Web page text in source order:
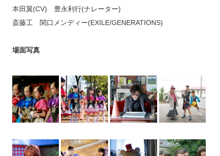
本田翼(CV) 豊永利行(ナレーター)
斎藤工 関口メンディー(EXILE/GENERATIONS)
場面写真